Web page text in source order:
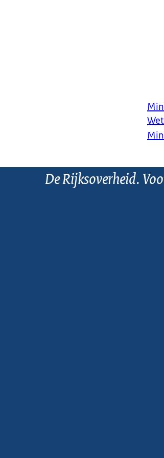
De Rijksoverheid.